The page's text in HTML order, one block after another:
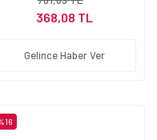
368,08 TL
Gelince Haber Ver